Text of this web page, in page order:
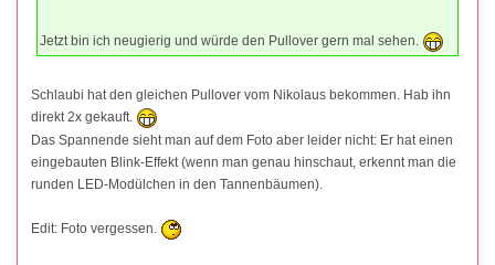
Jetzt bin ich neugierig und würde den Pullover gern mal sehen.
Schlaubi hat den gleichen Pullover vom Nikolaus bekommen. Hab ihn
direkt 2x gekauft.
Das Spannende sieht man auf dem Foto aber leider nicht: Er hat einen
eingebauten Blink-Effekt (wenn man genau hinschaut, erkennt man die
runden LED-Modülchen in den Tannenbäumen).
Edit: Foto vergessen.